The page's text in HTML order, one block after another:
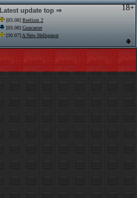
18+
Latest update top ⇒
[03.08] Reelism 2
[03.08] Guncaster
[30.07] A New Hellspawn